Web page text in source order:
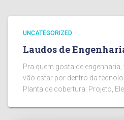
UNCATEGORIZED
Laudos de
Pra quem gosta de
vão estar por dentro da
Planta de cobertura: Projeto,